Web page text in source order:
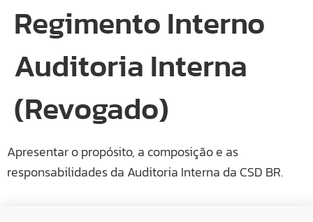
Regimento Interno
Auditoria Interna
(Revogado)
Apresentar o propósito, a composição e as
responsabilidades da Auditoria Interna da CSD BR.